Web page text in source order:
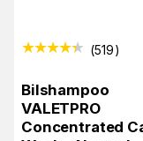
(519)
Bilshampoo
VALETPRO
Concentrated